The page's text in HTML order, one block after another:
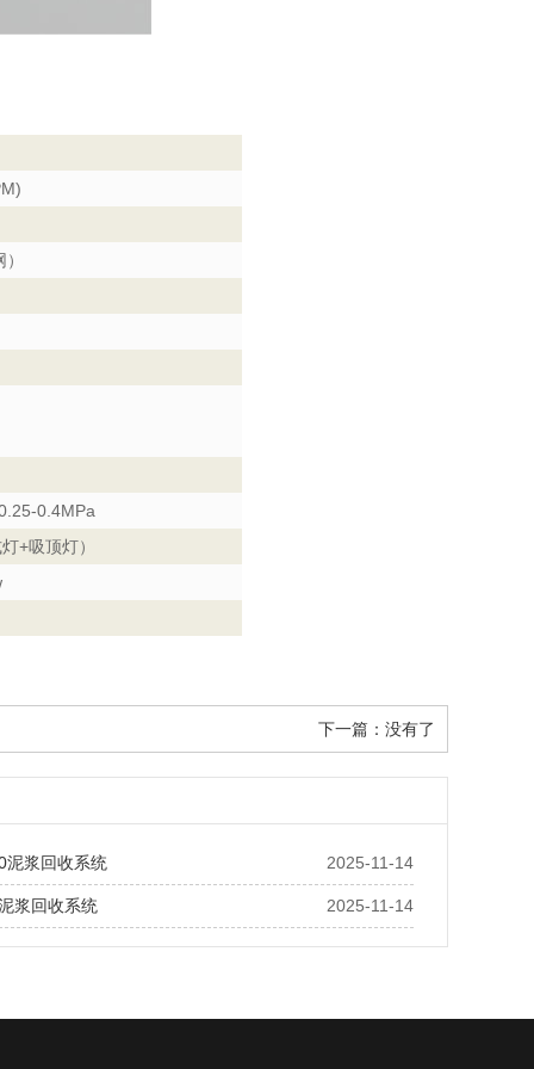
0.4MPa
+吸顶灯）
下一篇：没有了
2025-11-14
泥浆回收系统
2025-11-14
浆回收系统